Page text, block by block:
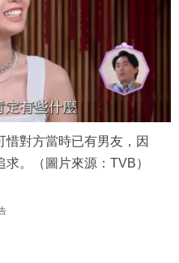
惜對方當時已有男友，因
。（圖片來源：TVB）